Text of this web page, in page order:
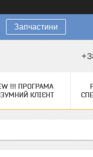
Запчастини
!!! ПРОГРАМА
КЛІЄНТ